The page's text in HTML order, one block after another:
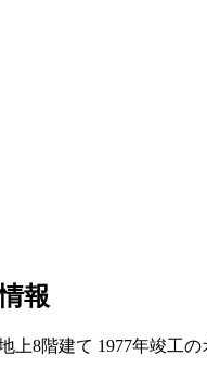
報
上8階建て 1977年竣工の